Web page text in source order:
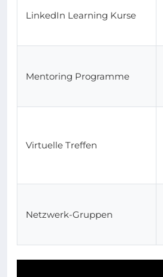
LinkedIn Learning Kurse
Mentoring Programme
Virtuelle Treffen
Netzwerk-Gruppen